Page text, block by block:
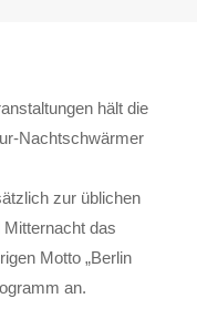
hält die
Nachtschwärmer
zur üblichen
das
Motto „Berlin
an.